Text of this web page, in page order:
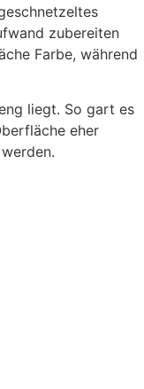
zubereiten
Farbe, während
liegt. So gart es
eher